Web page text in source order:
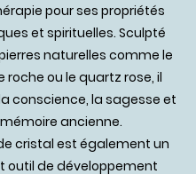
pour ses propriétés
et spirituelles. Sculpté
naturelles comme le
roche ou le quartz rose, il
conscience, la sagesse et
ancienne.
cristal est également un
outil de développement